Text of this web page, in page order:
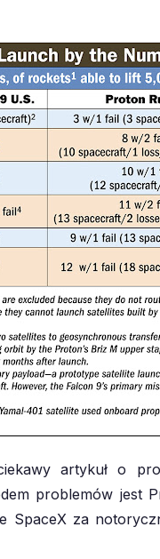
artykuł o
problemów jest
SpaceX za